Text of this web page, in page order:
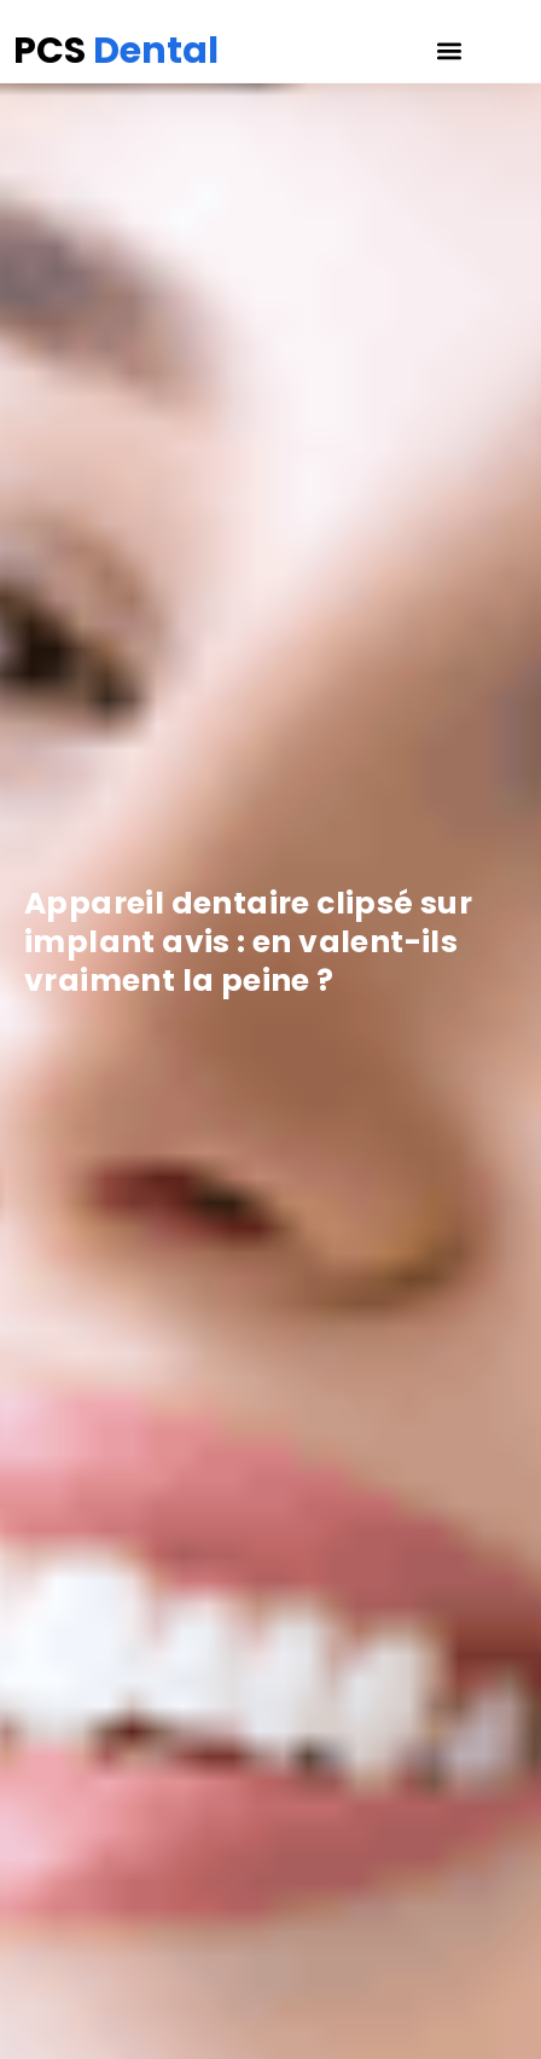
PCS Dental
Appareil dentaire clipsé sur
implant avis : en valent-ils
vraiment la peine ?